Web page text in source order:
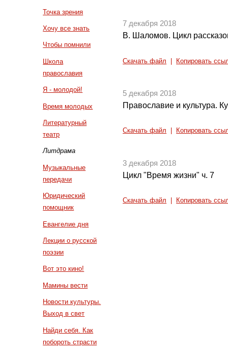
Точка зрения
Хочу все знать
Чтобы помнили
Школа
православия
Я - молодой!
Время молодых
Литературный
театр
Литдрама
Музыкальные
передачи
Юридический
помощник
Евангелие дня
Лекции о русской
поэзии
Вот это кино!
Мамины вести
Новости культуры.
Выход в свет
Найди себя. Как
побороть страсти
7 декабря 2018
В. Шаломов. Цикл
Скачать файл Копировать
5 декабря 2018
Православие и культура.
Скачать файл Копировать
3 декабря 2018
Цикл "Время жизни" ч. 7
Скачать файл Копировать